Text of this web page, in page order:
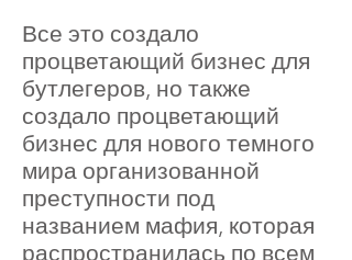
Все это создало
процветающий бизнес для
бутлегеров, но также
создало процветающий
бизнес для нового темного
мира организованной
преступности под
названием мафия, которая
распространилась по всем